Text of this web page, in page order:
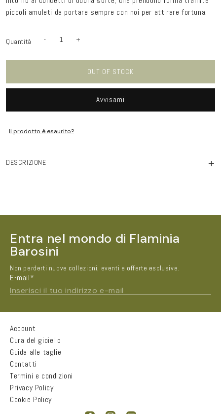
piccoli amuleti da portare sempre con noi per attirare fortuna.
Quantità
Quantità Diminuisci
Chevalière
luxury
argento
- Aumenta
Chevalière
zada
luxury
argento
+
OUT OF STOCK
Avvisami
Il prodotto è esaurito?
DESCRIZIONE +
Entra nel mondo di Flaminia
Barosini
Non perderti nuove collezioni, eventi e offerte esclusive.
E-mail*
Inserisci il tuo indirizzo e-mail
Nome e Cognome*
Città
Email*
Account
Cura del gioiello
Guida alle taglie
Contatti
Termini e condizioni
Privacy Policy
Cookie Policy